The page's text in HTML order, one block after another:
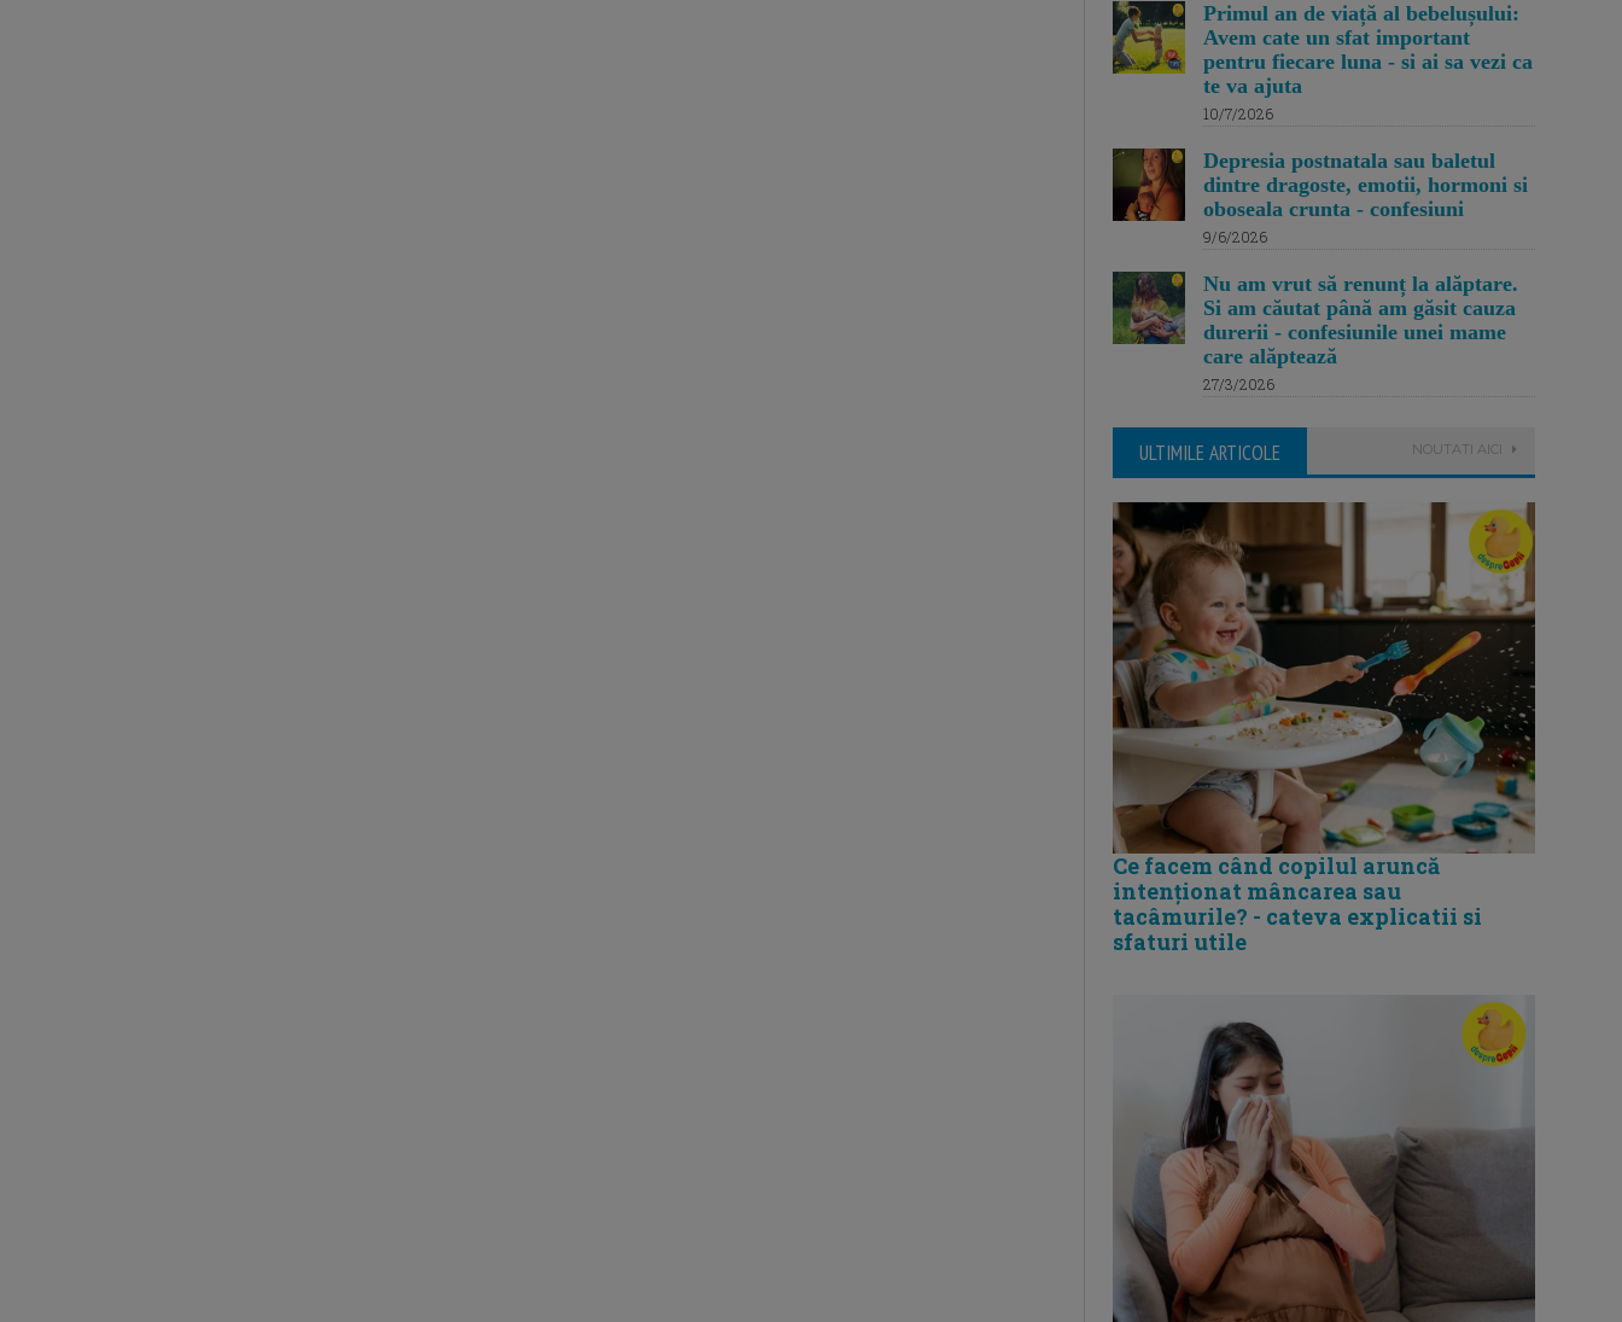
Primul an de viață al bebelușului:
Avem cate un sfat important
pentru fiecare luna - si ai sa vezi ca
te va ajuta
10/7/2026
Depresia postnatala sau baletul
dintre dragoste, emotii, hormoni si
oboseala crunta - confesiuni
9/6/2026
Nu am vrut să renunț la alăptare.
Si am căutat până am găsit cauza
durerii - confesiunile unei mame
care alăptează
27/3/2026
ULTIMILE ARTICOLE NOUTATI AICI
Ce facem când copilul aruncă
intenționat mâncarea sau
tacâmurile? - cateva explicatii si
sfaturi utile